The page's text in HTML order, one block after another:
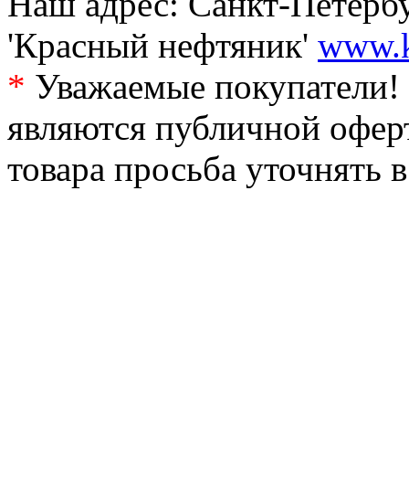
'Красный нефтяник'
* Уважаемые
являются публичной
товара просьба уточнять